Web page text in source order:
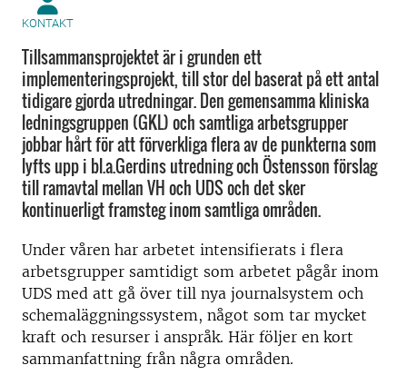
KONTAKT
Tillsammansprojektet är i grunden ett
implementeringsprojekt, till stor del baserat på ett antal
tidigare gjorda utredningar. Den gemensamma kliniska
ledningsgruppen (GKL) och samtliga arbetsgrupper
jobbar hårt för att förverkliga flera av de punkterna som
lyfts upp i bl.a.Gerdins utredning och Östensson förslag
till ramavtal mellan VH och UDS och det sker
kontinuerligt framsteg inom samtliga områden.
Under våren har arbetet intensifierats i flera
arbetsgrupper samtidigt som arbetet pågår inom
UDS med att gå över till nya journalsystem och
schemaläggningssystem, något som tar mycket
kraft och resurser i anspråk. Här följer en kort
sammanfattning från några områden.